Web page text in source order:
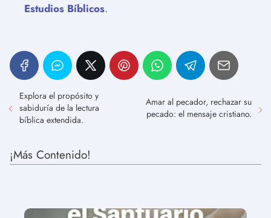
Estudios Bíblicos.
Explora el propósito y
sabiduría de la lectura
bíblica extendida.
Amar al pecador, rechazar su
pecado: el mensaje cristiano.
¡Más Contenido!